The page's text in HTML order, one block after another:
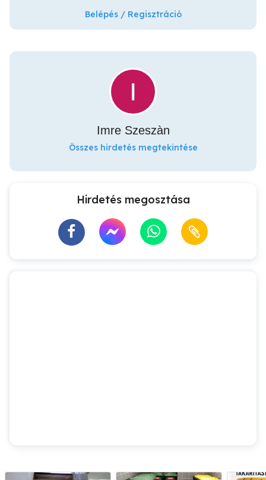
Belépés / Regisztráció
Imre Szeszàn
Összes hirdetés megtekintése
Hirdetés megosztása